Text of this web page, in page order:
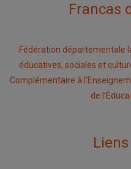
Francas
Fédération départementale
éducatives, sociales et
Complémentaire à
de